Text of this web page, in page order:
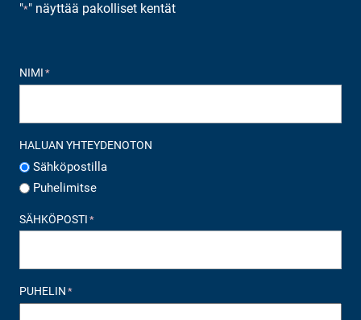
"*" näyttää pakolliset kentät
NIMI *
HALUAN YHTEYDENOTON
Sähköpostilla
Puhelimitse
SÄHKÖPOSTI *
PUHELIN *